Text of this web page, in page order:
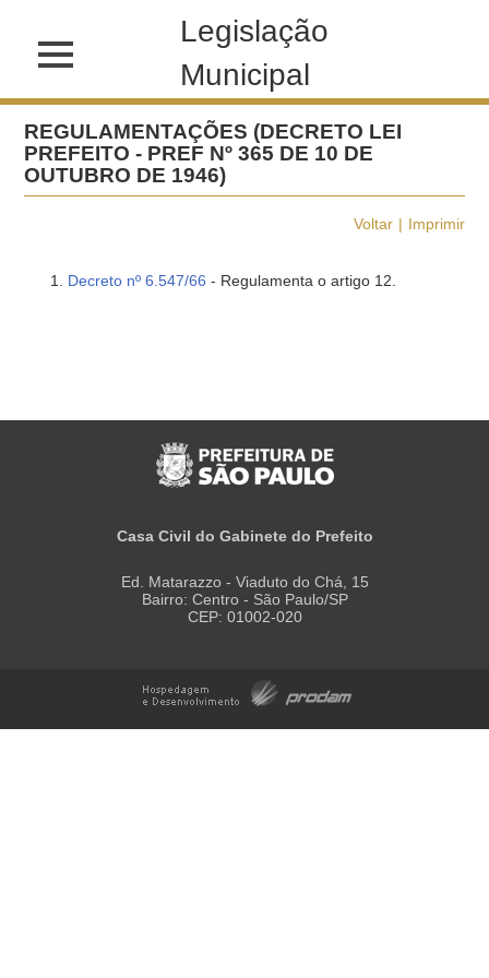
Legislação
Municipal
REGULAMENTAÇÕES (DECRETO LEI
PREFEITO - PREF Nº 365 DE 10 DE
OUTUBRO DE 1946)
Voltar Imprimir
Decreto nº 6.547/66 - Regulamenta o artigo 12.
Casa Civil do Gabinete do Prefeito
Ed. Matarazzo - Viaduto do Chá, 15
Bairro: Centro - São Paulo/SP
CEP: 01002-020